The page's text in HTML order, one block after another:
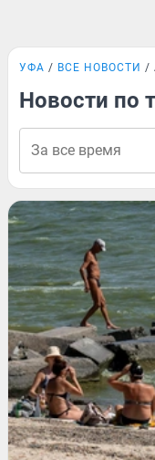
УФА ВСЕ НОВОСТИ
Новости по